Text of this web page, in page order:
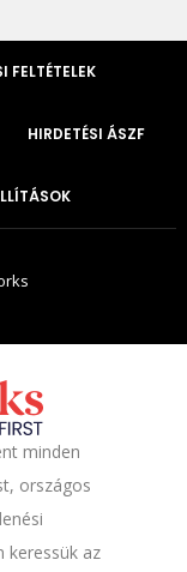
FELTÉTELEK
HIRDETÉSI ÁSZF
minden
országos
keressük az